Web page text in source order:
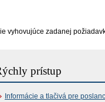
vyhovujúce zadanej
prístup
Informácie a tlačivá pre